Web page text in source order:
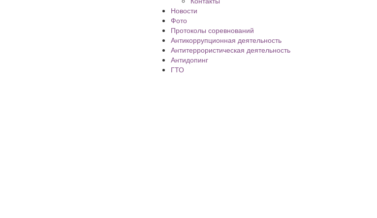
Новости
Фото
Протоколы соревнований
Антикоррупционная деятельность
Антитеррористическая деятельность
Антидопинг
ГТО